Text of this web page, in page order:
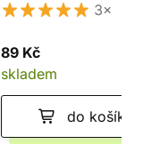
3×
89 Kč
skladem
do košíku